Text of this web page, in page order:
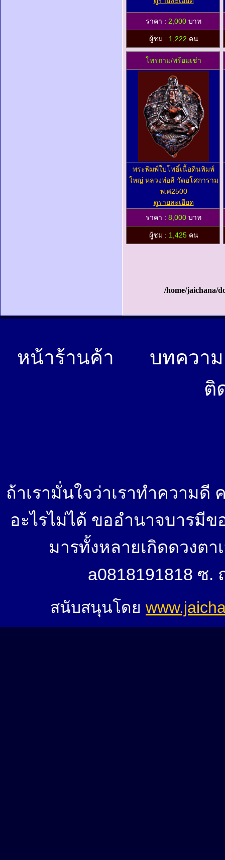
ราคา : 2,000 บาท
ผู้ชม : 1,222 คน
โทรถาม/พร้อมเช่า
พระพิมพ์ใบโพธิ์เนื้อดินพิมพ์
ใหญ่ หลวงพ่อลี วัดอโศการาม
พ.ศ2500
ดูรายละเอียด
ราคา : 8,000 บาท
ผู้ชม : 1,425 คน
/home/jaichana/
หน้าร้านค้า
บทควา
ติ
ถ้าเรามั่นใจว่าเราทำความดี
อะไรไม่ได้ ขออำนาจบารมี
มารทั้งหลายเกิดดวงตา
a0818191818 ซ.
สนับสนุนโดย